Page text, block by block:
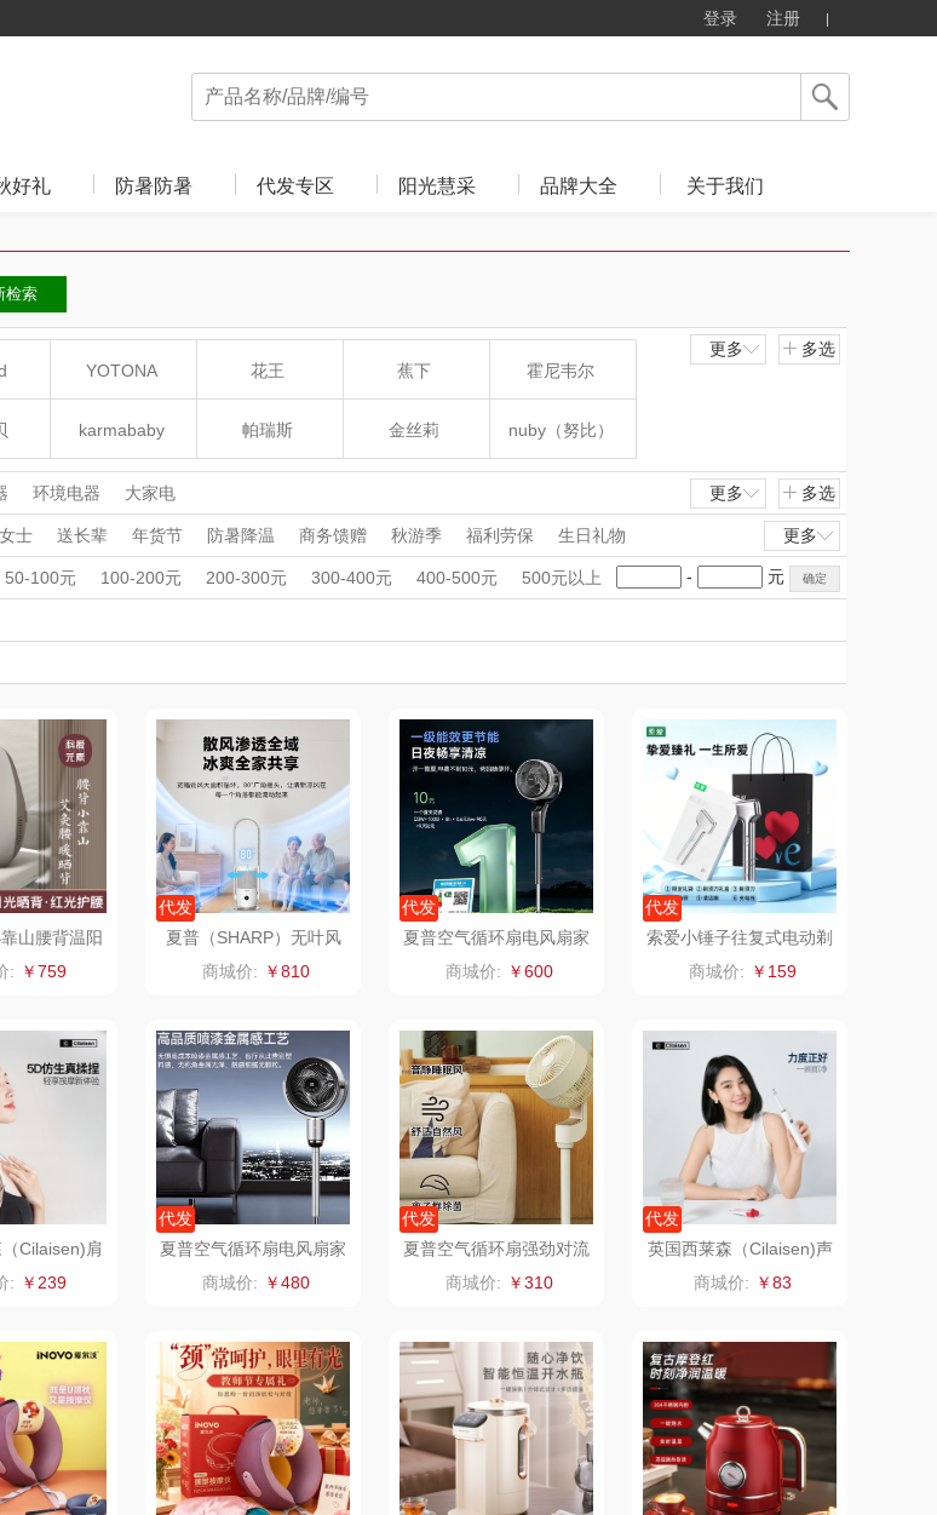
登录 注册
好礼 防暑防暑 代发专区 阳光慧采 品牌大全 关于我们
检索
YOTONA 花王 蕉下 霍尼韦尔
karmababy 帕瑞斯 金丝莉 nuby（努比）
阿迪达斯
longde龙的 Westinghouse美 UCHINO内野
立
理商） 夏普SHARP 东方沁
途柏丽TOBERLIR momo（杯壶） 大嘴猴（杯壶厨具 觅菓
YOTTOY 西屋（运动户外） 非一FETANA 乐扣乐扣（家居/
小家电）
子 蔬果园（代理商） DGI 唯宝 姑苏渔歌
元朗荣华 纽曼Newmine 纽曼Newmine
a
） LUING BOX 立白（包销款） 润本（套装） 乐班
锦礼 阿茜娅（AGIA） 卓然
罗莱超柔床品 润心 奈雪茶院
悦滋木 丝丽诺妃 睿嫣润膏
罗尔仕 拜灭士 舒蕾（定制款）
） 爱国者（移动电
源）
飞利浦 荣诚 周六福
凤凰 保卫蛋蛋 马克图布 苏泊尔（代理商）
更多 多选
环境电器 大家电 更多 多选
士 送长辈 年货节 防暑降温 商务馈赠 秋游季 福利劳保
生日礼物
青 开学季礼品 毕业季礼品 开门红专区 伴手礼盒 会议礼品
国潮文创
定制案例 珠宝礼品 酒店旅游 高校礼品 女神节 奶企礼品
银行礼品
房地产礼品 汽车礼品 进店礼 情人节 七夕节 建党节 圣诞节
教师节
节 建军节 护士节 重阳节
更多
50-100元 100-200元 200-300元 300-400元 400-500元 500元以上 - 元
山腰背温阳
: ￥759
代发
夏普（SHARP）无叶风
扇电风扇家用净化落地扇
低噪
商城价: ￥810
代发
夏普空气循环扇电风扇家
用驱蚊遥控款PJ-CD544
A
商城价: ￥600
代发
索爱小锤子往复式电动剃
须刀M66（送手提袋）
商城价: ￥159
Cilaisen)肩
CP-N5
: ￥239
代发
夏普空气循环扇电风扇家
用驱蚊PJ-CD420A-C
商城价: ￥480
代发
夏普空气循环扇强劲对流
风PJ-CD603A
商城价: ￥310
代发
英国西莱森（Cilaisen)声
波电动牙刷CP-T9
商城价: ￥83